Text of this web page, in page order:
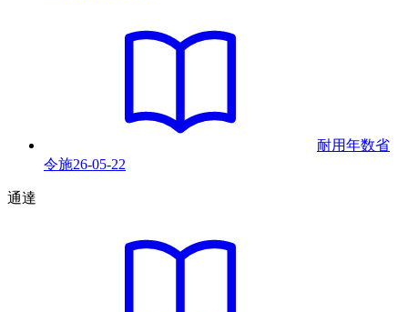
耐用年数省
令施26-05-22
通達